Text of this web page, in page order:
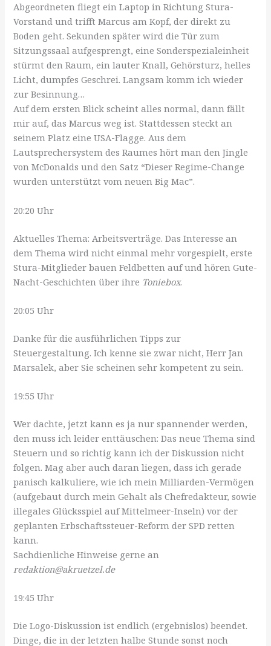
Abgeordneten fliegt ein Laptop in Richtung Stura-
Vorstand und trifft Marcus am Kopf, der direkt zu
Boden geht. Sekunden später wird die Tür zum
Sitzungssaal aufgesprengt, eine Sonderspezialeinheit
stürmt den Raum, ein lauter Knall, Gehörsturz, helles
Licht, dumpfes Geschrei. Langsam komm ich wieder
zur Besinnung…
Auf dem ersten Blick scheint alles normal, dann fällt
mir auf, das Marcus weg ist. Stattdessen steckt an
seinem Platz eine USA-Flagge. Aus dem
Lautsprechersystem des Raumes hört man den Jingle
von McDonalds und den Satz “Dieser Regime-Change
wurden unterstützt vom neuen Big Mac”.
20:20 Uhr
Aktuelles Thema: Arbeitsverträge. Das Interesse an
dem Thema wird nicht einmal mehr vorgespielt, erste
Stura-Mitglieder bauen Feldbetten auf und hören Gute-
Nacht-Geschichten über ihre Toniebox.
20:05 Uhr
Danke für die ausführlichen Tipps zur
Steuergestaltung. Ich kenne sie zwar nicht, Herr Jan
Marsalek, aber Sie scheinen sehr kompetent zu sein.
19:55 Uhr
Wer dachte, jetzt kann es ja nur spannender werden,
den muss ich leider enttäuschen: Das neue Thema sind
Steuern und so richtig kann ich der Diskussion nicht
folgen. Mag aber auch daran liegen, dass ich gerade
panisch kalkuliere, wie ich mein Milliarden-Vermögen
(aufgebaut durch mein Gehalt als Chefredakteur, sowie
illegales Glücksspiel auf Mittelmeer-Inseln) vor der
geplanten Erbschaftssteuer-Reform der SPD retten
kann.
Sachdienliche Hinweise gerne an
redaktion@akruetzel.de
19:45 Uhr
Die Logo-Diskussion ist endlich (ergebnislos) beendet.
Dinge, die in der letzten halbe Stunde sonst noch